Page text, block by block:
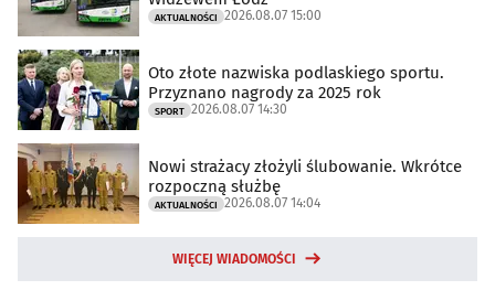
AKTUALNOŚCI 2026.08.07 15:00
Oto złote nazwiska podlaskiego sportu.
Przyznano nagrody za 2025 rok
SPORT 2026.08.07 14:30
Nowi strażacy złożyli ślubowanie. Wkrótce
rozpoczną służbę
AKTUALNOŚCI 2026.08.07 14:04
WIĘCEJ WIADOMOŚCI